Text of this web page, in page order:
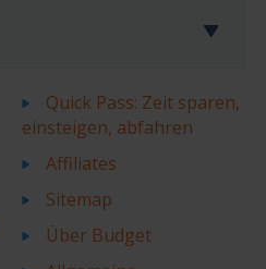
Quick Pass: Zeit sparen,
einsteigen, abfahren
Affiliates
Sitemap
Über Budget